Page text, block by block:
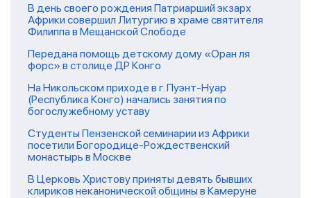
В день своего рождения Патриарший экзарх
Африки совершил Литургию в храме святителя
Филиппа в Мещанской Слободе
Передана помощь детскому дому «Оран ля
форс» в столице ДР Конго
На Никольском приходе в г. Пуэнт-Нуар
(Республика Конго) начались занятия по
богослужебному уставу
Студенты Пензенской семинарии из Африки
посетили Богородице-Рождественский
монастырь в Москве
В Церковь Христову приняты девять бывших
клириков неканонической общины в Камеруне